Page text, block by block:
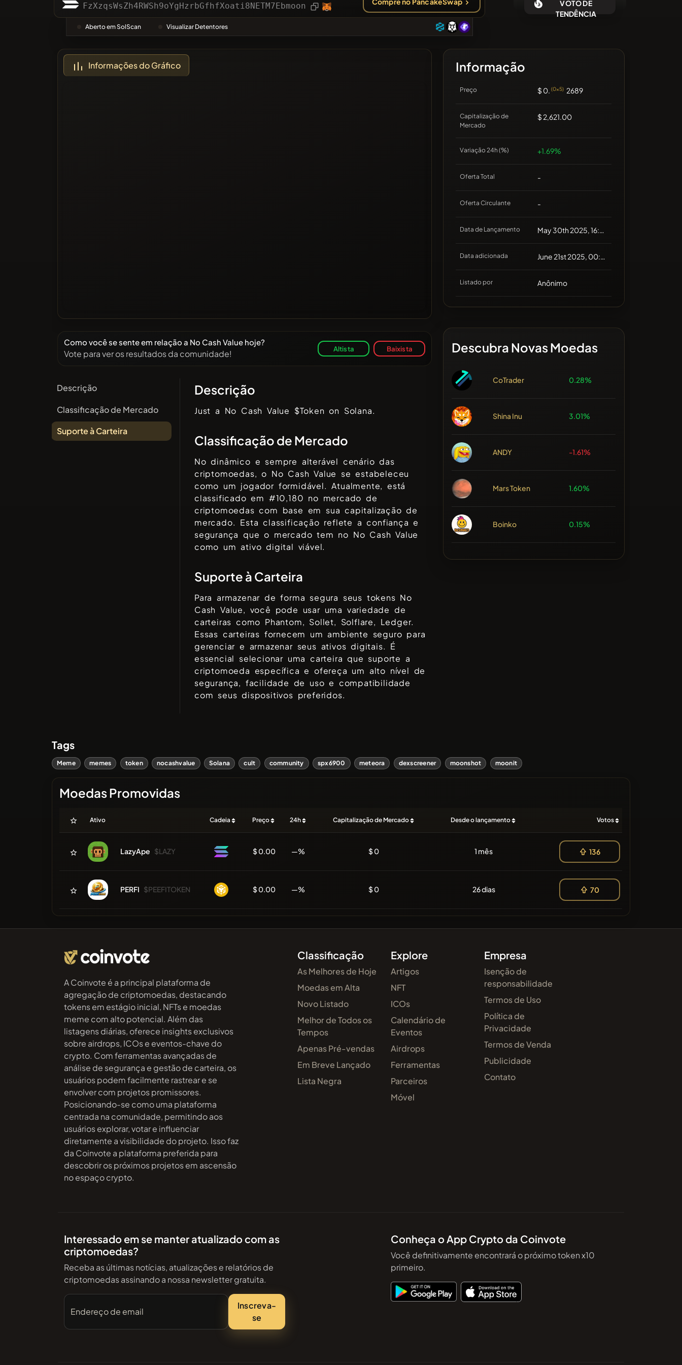
Categorias
Mais votado
Artigo ❌Sem moedas recentes
FzXzqsWsZh4RWSh9oYgHzrbGfhfXoati8NETM7Ebmoon
Aberto em SolScan Visualizar Detentores
VOTO DE
TENDÊNCIA
Informações do Gráfico
Como você se sente em relação a No Cash Value hoje?
Vote para ver os resultados da comunidade! Altista Baixista
Descrição
Classificação de Mercado
Suporte à Carteira
Descrição
Just a No Cash Value $Token on Solana.
Classificação de Mercado
No dinâmico e sempre alterável cenário das
criptomoedas, o No Cash Value se estabeleceu
como um jogador formidável. Atualmente, está
classificado em #10,180 no mercado de
criptomoedas com base em sua capitalização de
mercado. Esta classificação reflete a confiança e
segurança que o mercado tem no No Cash Value
como um ativo digital viável.
Suporte à Carteira
Para armazenar de forma segura seus tokens No
Cash Value, você pode usar uma variedade de
carteiras como Phantom, Sollet, Solflare, Ledger.
Essas carteiras fornecem um ambiente seguro para
gerenciar e armazenar seus ativos digitais. É
essencial selecionar uma carteira que suporte a
criptomoeda específica e ofereça um alto nível de
segurança, facilidade de uso e compatibilidade
com seus dispositivos preferidos.
Informação
Preço $ 0. (0x5) 2689
Capitalização de
Mercado
$ 2,621.00
Variação 24h (%) +1.69%
Oferta Total -
Oferta Circulante -
Data de Lançamento May 30th 2025, 16:20
Data adicionada June 21st 2025, 00:29
Listado por Anônimo
Descubra Novas Moedas
CoTrader 0.28%
Shina Inu 3.01%
ANDY -1.61%
Mars Token 1.60%
Boinko 0.15%
Tags
Meme memes token nocashvalue Solana cult community spx6900 meteora dexscreener moonshot moonit
Moedas Promovidas
Ativo Cadeia Preço 24h Capitalização de Mercado Desde o lançamento Votos
LazyApe $LAZY $ 0.00 —% $ 0 1 mês 136
PERFI $PEEFITOKEN $ 0.00 —% $ 0 26 dias 70
A Coinvote é a principal plataforma de
agregação de criptomoedas, destacando
tokens em estágio inicial, NFTs e moedas
meme com alto potencial. Além das
listagens diárias, oferece insights exclusivos
sobre airdrops, ICOs e eventos-chave do
crypto. Com ferramentas avançadas de
análise de segurança e gestão de carteira, os
usuários podem facilmente rastrear e se
envolver com projetos promissores.
Posicionando-se como uma plataforma
centrada na comunidade, permitindo aos
usuários explorar, votar e influenciar
diretamente a visibilidade do projeto. Isso faz
da Coinvote a plataforma preferida para
descobrir os próximos projetos em ascensão
no espaço crypto.
Classificação
As Melhores de Hoje
Moedas em Alta
Novo Listado
Melhor de Todos os
Tempos
Apenas Pré-vendas
Em Breve Lançado
Lista Negra
Explore
Artigos
NFT
ICOs
Calendário de
Eventos
Airdrops
Ferramentas
Parceiros
Móvel
Empresa
Isenção de
responsabilidade
Termos de Uso
Política de
Privacidade
Termos de Venda
Publicidade
Contato
Interessado em se manter atualizado com as
criptomoedas?
Receba as últimas notícias, atualizações e relatórios de
criptomoedas assinando a nossa newsletter gratuita.
Endereço de email
Inscreva-
se
Conheça o App Crypto da Coinvote
Você definitivamente encontrará o próximo token x10
primeiro.